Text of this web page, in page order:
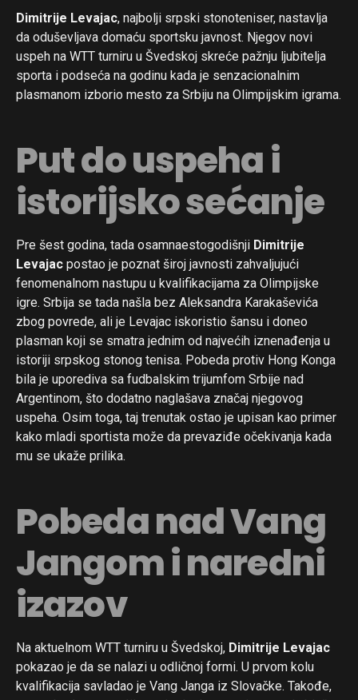
Dimitrije Levajac, najbolji srpski stonoteniser, nastavlja
da oduševljava domaću sportsku javnost. Njegov novi
uspeh na WTT turniru u Švedskoj skreće pažnju ljubitelja
sporta i podseća na godinu kada je senzacionalnim
plasmanom izborio mesto za Srbiju na Olimpijskim igrama.
Put do uspeha i
istorijsko sećanje
Pre šest godina, tada osamnaestogodišnji Dimitrije
Levajac postao je poznat široj javnosti zahvaljujući
fenomenalnom nastupu u kvalifikacijama za Olimpijske
igre. Srbija se tada našla bez Aleksandra Karakaševića
zbog povrede, ali je Levajac iskoristio šansu i doneo
plasman koji se smatra jednim od najvećih iznenađenja u
istoriji srpskog stonog tenisa. Pobeda protiv Hong Konga
bila je uporediva sa fudbalskim trijumfom Srbije nad
Argentinom, što dodatno naglašava značaj njegovog
uspeha. Osim toga, taj trenutak ostao je upisan kao primer
kako mladi sportista može da prevaziđe očekivanja kada
mu se ukaže prilika.
Pobeda nad Vang
Jangom i naredni
izazov
Na aktuelnom WTT turniru u Švedskoj, Dimitrije Levajac
pokazao je da se nalazi u odličnoj formi. U prvom kolu
kvalifikacija savladao je Vang Janga iz Slovačke. Takođe,